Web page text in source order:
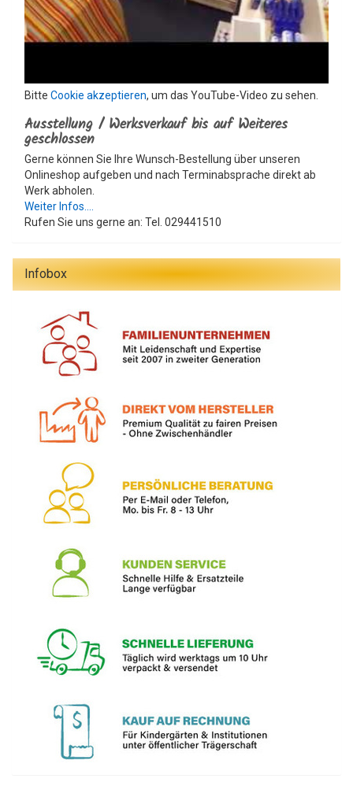
Bitte Cookie akzeptieren, um das YouTube-Video zu sehen.
Ausstellung / Werksverkauf bis auf Weiteres
geschlossen
Gerne können Sie Ihre Wunsch-Bestellung über unseren
Onlineshop aufgeben und nach Terminabsprache direkt ab
Werk abholen.
Weiter Infos....
Rufen Sie uns gerne an: Tel. 029441510
Infobox